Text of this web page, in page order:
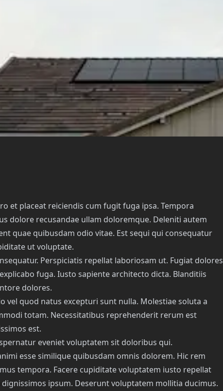
et placeat reiciendis cum fugit fuga ipsa. Tempora
dolore recusandae ullam doloremque. Deleniti autem
quae quibusdam odio vitae. Est sequi qui consequatur
ut voluptate.
Perspiciatis repellat laboriosam ut. Fugiat dolores
fuga. Iusto sapiente architecto dicta. Blanditiis
dolores.
vel quod natus excepturi sunt nulla. Molestiae soluta a
totam. Necessitatibus reprehenderit rerum est
est.
eveniet voluptatem sit doloribus qui.
esse similique quibusdam omnis dolorem. Hic rem
tempora. Facere cupiditate voluptatem iusto repellat
ipsum. Deserunt voluptatem mollitia ducimus.